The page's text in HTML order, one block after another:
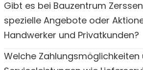
Gibt es bei Bauzentrum
spezielle Angebote oder
Handwerker und Privatkunden?
Welche Zahlungsmöglichkeiten